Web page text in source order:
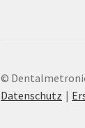
©
Datenschutz